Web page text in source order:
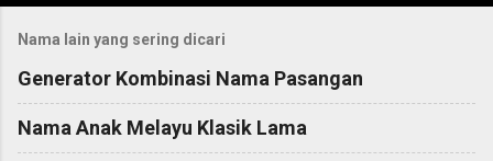
o
m
m
e
n
Nama lain yang sering dicari
Generator Kombinasi Nama Pasangan
Nama Anak Melayu Klasik Lama